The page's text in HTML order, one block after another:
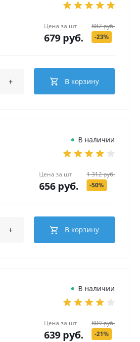
Цена за шт
679 руб.
882 руб.
-23%
+ В корзину
В наличии
Цена за шт
656 руб.
1 312 руб.
-50%
+ В корзину
В наличии
Цена за шт
639 руб.
809 руб.
-21%